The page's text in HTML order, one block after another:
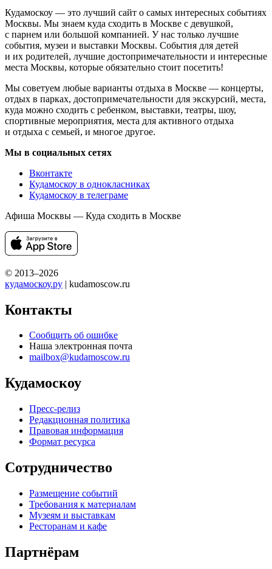
Кудамоскоу — это лучший сайт о самых интересных событиях
Москвы. Мы знаем куда сходить в Москве с девушкой,
с парнем или большой компанией. У нас только лучшие
события, музеи и выставки Москвы. События для детей
и их родителей, лучшие достопримечательности и интересные
места Москвы, которые обязательно стоит посетить!
Мы советуем любые варианты отдыха в Москве — концерты,
отдых в парках, достопримечательности для экскурсий, места,
куда можно сходить с ребенком, выставки, театры, шоу,
спортивные мероприятия, места для активного отдыха
и отдыха с семьей, и многое другое.
Мы в социальных сетях
Вконтакте
Кудамоскоу в однокласниках
Кудамоскоу в телеграме
Афиша Москвы — Куда сходить в Москве
© 2013–2026
кудамоскоу.ру | kudamoscow.ru
Контакты
Сообщить об ошибке
Наша электронная почта
mailbox@kudamoscow.ru
Кудамоскоу
Пресс-релиз
Редакционная политика
Правовая информация
Формат ресурса
Сотрудничество
Размещение событий
Требования к материалам
Музеям и выставкам
Ресторанам и кафе
Партнёрам